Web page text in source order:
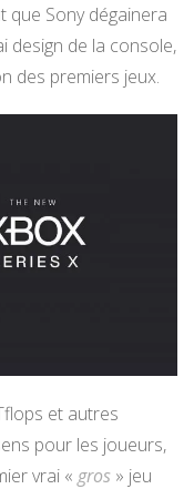
que Sony dégainera
design de la console,
des premiers jeux.
et autres
pour les joueurs,
vrai « gros » jeu